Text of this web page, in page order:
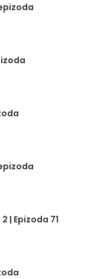
| Epizoda 71